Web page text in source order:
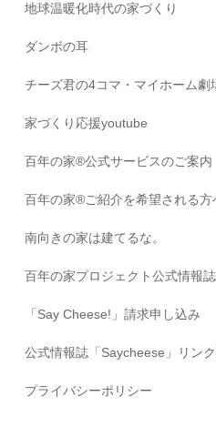
地球温暖化時代の家づくり
ダンボの耳
チーズ君の4コマ・マイホーム劇
家づくり応援youtube
百年の家®️公式サービスのご案内
百年の家®️ご紹介を希望される方
南向きの家は建てるな。
百年の家プロジェクト公式情報
「Say Cheese!」請求申し込み
公式情報誌「Saycheese」リン
プライバシーポリシー